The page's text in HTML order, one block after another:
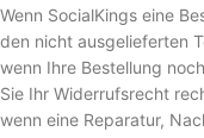
Wenn SocialKings eine
den nicht ausgelieferten
wenn Ihre Bestellung
Sie Ihr Widerrufsrecht
wenn eine Reparatur,